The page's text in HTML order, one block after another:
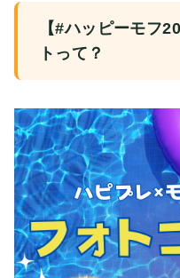
【#ハッピーモフ
トって？